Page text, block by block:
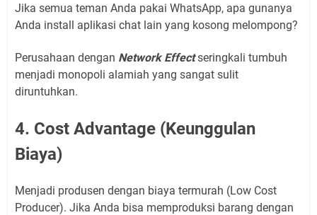
Jika semua teman Anda pakai WhatsApp, apa gunanya
Anda install aplikasi chat lain yang kosong melompong?
Perusahaan dengan Network Effectseringkali tumbuh
menjadi monopoli alamiah yang sangat sulit
diruntuhkan.
4. Cost Advantage (Keunggulan
Biaya)
Menjadi produsen dengan biaya termurah (Low Cost
Producer). Jika Anda bisa memproduksi barang dengan